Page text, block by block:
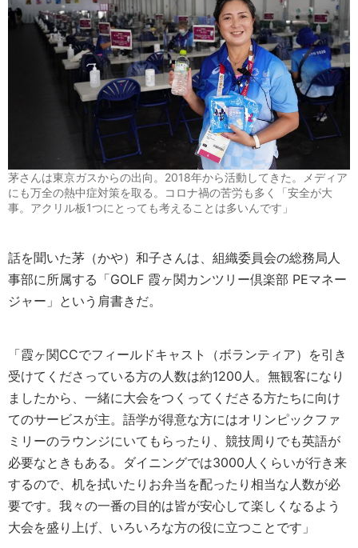
茅さんは東京ガスからの出向。2018年から活動してきた。メディア
にも万全の熱中症対策を取る。コロナ禍の苦労も多く「安全が大
事。アクリル板1つにとっても考えることは多いんです」
話を聞いた茅（かや）和子さんは、組織委員会の総務局人
事部に所属する「GOLF 霞ヶ関カンツリー倶楽部 PEマネー
ジャー」という肩書きだ。
「霞ヶ関CCでフィールドキャスト（ボランティア）を引き
受けてくださっている方の人数は約1200人。無観客になり
ましたから、一緒に大会をつくってくださる方たちに向け
てのサービスが主。語学が得意な方にはオリンピックファ
ミリーのラウンジにいてもらったり、競技周りでも英語が
必要なときもある。ダイニングでは3000人くらいが行き来
するので、机を拭いたりお弁当を配ったり相当な人数が必
要です。我々の一番の目的は皆が安心して楽しくなるよう
大会を盛り上げ、いろいろな方の役に立つことです」